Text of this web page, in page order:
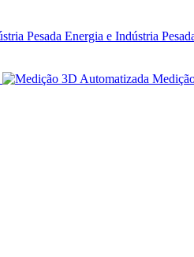
Energia e Indústria